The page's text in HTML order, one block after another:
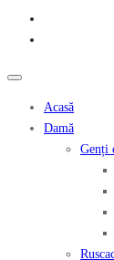
Acasă
Damă
Genți